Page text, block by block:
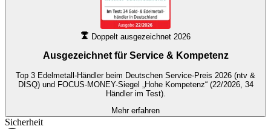
Doppelt ausgezeichnet 2026
Ausgezeichnet für Service & Kompetenz
Top 3 Edelmetall-Händler beim Deutschen Service-Preis 2026 (ntv &
DISQ) und FOCUS-MONEY-Siegel „Hohe Kompetenz“ (22/2026, 34
Händler im Test).
Mehr erfahren
Sicherheit